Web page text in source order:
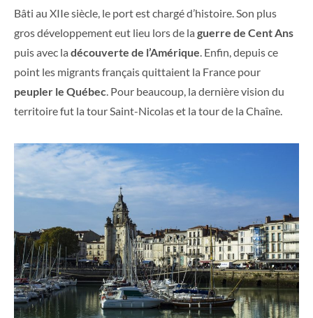
Bâti au XIIe siècle, le port est chargé d’histoire. Son plus
gros développement eut lieu lors de la guerre de Cent Ans
puis avec la découverte de l’Amérique. Enfin, depuis ce
point les migrants français quittaient la France pour
peupler le Québec. Pour beaucoup, la dernière vision du
territoire fut la tour Saint-Nicolas et la tour de la Chaîne.